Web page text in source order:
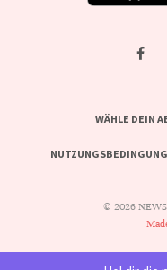
WÄHLE DEIN
© 2026